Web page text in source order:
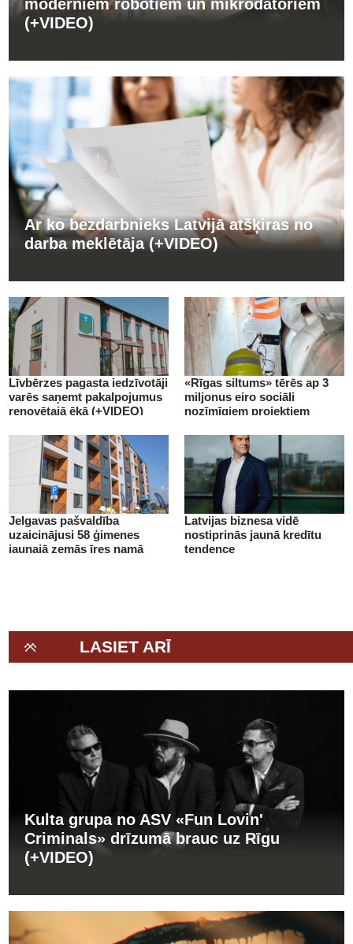
moderniem robotiem un mikrodatoriem
(+VIDEO)
Ar ko bezdarbnieks Latvijā atšķiras no
darba meklētāja (+VIDEO)
Līvbērzes pagasta iedzīvotāji
varēs saņemt pakalpojumus
renovētajā ēkā (+VIDEO)
«Rīgas siltums» tērēs ap 3
miljonus eiro sociāli
nozīmīgiem projektiem
Jelgavas pašvaldība
uzaicinājusi 58 ģimenes
jaunajā zemās īres namā
Latvijas biznesa vidē
nostiprinās jaunā kredītu
tendence
LASIET ARĪ
Kulta grupa no ASV «Fun Lovin'
Criminals» drīzumā brauc uz Rīgu
(+VIDEO)